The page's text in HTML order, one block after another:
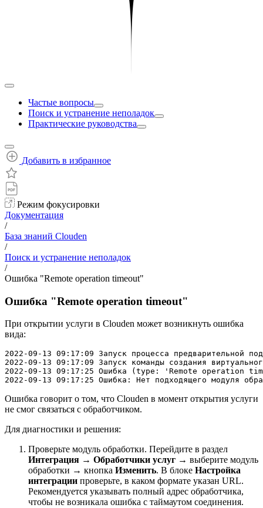
Частые вопросы
Поиск и устранение неполадок
Практические руководства
Добавить в избранное
Режим фокусировки
Документация
/
База знаний Clouden
/
Поиск и устранение неполадок
/
Ошибка "Remote operation timeout"
Ошибка "Remote operation timeout"
При открытии услуги в Clouden может возникнуть ошибка
вида:
2022-09-13 09:17:09 Запуск процесса предварительной
2022-09-13 09:17:09 Запуск команды создания
2022-09-13 09:17:25 Ошибка (type: 'Remote
2022-09-13 09:17:25 Ошибка: Нет подходящего
Ошибка говорит о том, что Clouden в момент открытия услуги
не смог связаться с обработчиком.
Для диагностики и решения:
Проверьте модуль обработки. Перейдите в раздел
Интеграция → Обработчики услуг → выберите модуль
обработки → кнопка Изменить. В блоке Настройка
интеграции проверьте, в каком формате указан URL.
Рекомендуется указывать полный адрес обработчика,
чтобы не возникала ошибка с таймаутом соединения.